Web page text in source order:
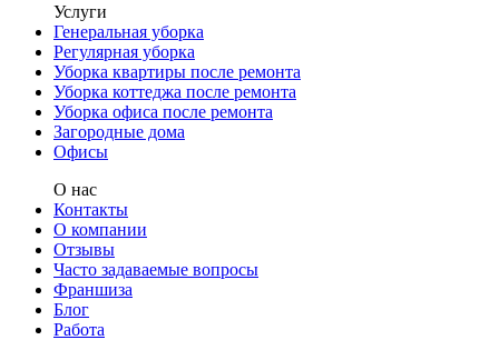
Услуги
Генеральная уборка
Регулярная уборка
Уборка квартиры после ремонта
Уборка коттеджа после ремонта
Уборка офиса после ремонта
Загородные дома
Офисы
О нас
Контакты
О компании
Отзывы
Часто задаваемые вопросы
Франшиза
Блог
Работа